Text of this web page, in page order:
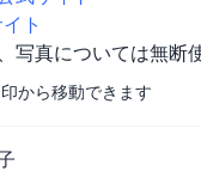
ト
真については無断
から移動できます